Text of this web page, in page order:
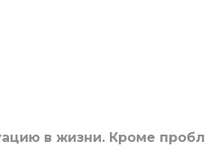
в жизни. Кроме